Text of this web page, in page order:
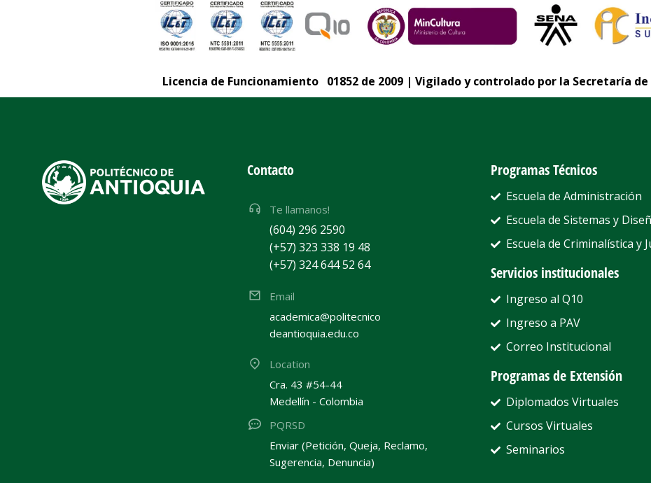
Licencia de Funcionamiento 01852 de 2009 | Vigilado y controlado por la Secretaría
Contacto
Te llamanos!
(604) 296 2590
(+57) 323 338 19 48
(+57) 324 644 52 64
Email
academica@politecnico
deantioquia.edu.co
Location
Cra. 43 #54-44
Medellín - Colombia
PQRSD
Enviar (Petición, Queja, Reclamo,
Sugerencia, Denuncia)
Programas Técnicos
Escuela de Administración
Escuela de Sistemas y
Escuela de Criminalística y
Servicios institucionales
Ingreso al Q10
Ingreso a PAV
Correo Institucional
Programas de Extensión
Diplomados Virtuales
Cursos Virtuales
Seminarios